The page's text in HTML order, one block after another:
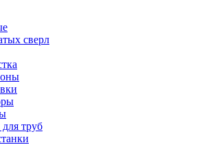
сверл
труб